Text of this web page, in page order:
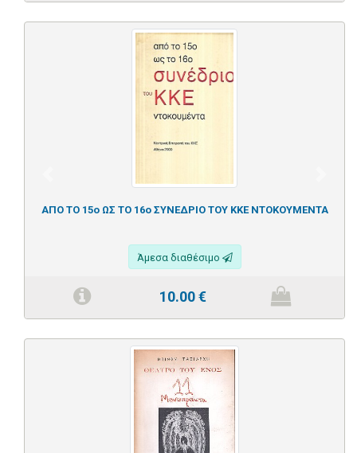
ΑΠΟ ΤΟ 15ο ΩΣ ΤΟ 16ο ΣΥΝΕΔΡΙΟ ΤΟΥ ΚΚΕ ΝΤΟΚΟΥΜΕΝΤΑ
Άμεσα διαθέσιμο
10.00€